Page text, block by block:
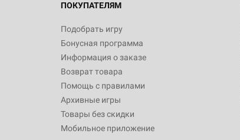
ПОКУПАТЕЛЯМ
Подобрать игру
Бонусная программа
Информация о заказе
Возврат товара
Помощь с правилами
Архивные игры
Товары без скидки
Мобильное приложение